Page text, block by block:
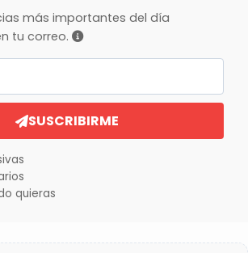
más importantes del día
tu correo.
SUSCRIBIRME
quieras